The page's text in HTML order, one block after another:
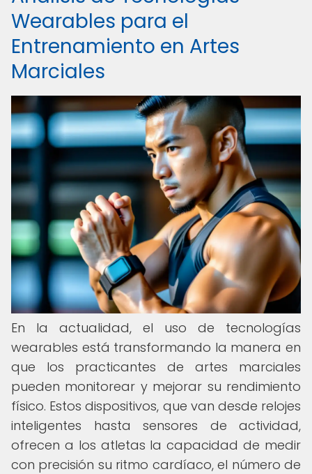
Wearables para el
Entrenamiento en Artes
Marciales
En la actualidad, el uso de tecnologías
wearables está transformando la manera en
que los practicantes de artes marciales
pueden monitorear y mejorar su rendimiento
físico. Estos dispositivos, que van desde relojes
inteligentes hasta sensores de actividad,
ofrecen a los atletas la capacidad de medir
con precisión su ritmo cardíaco, el número de